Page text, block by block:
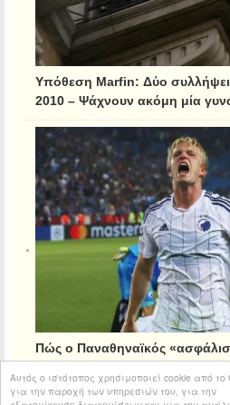
Αυτός ο ιστότοπος χρησιμοποιεί cookie από το
για την παροχή των υπηρεσιών του, για την
Υπόθεση Marfin: Δύο
2010 – Ψάχνουν ακόμη μία
Πώς ο Παναθηναϊκός